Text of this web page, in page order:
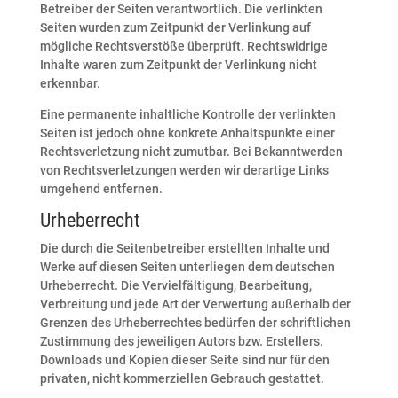
Betreiber der Seiten verantwortlich. Die verlinkten
Seiten wurden zum Zeitpunkt der Verlinkung auf
mögliche Rechtsverstöße überprüft. Rechtswidrige
Inhalte waren zum Zeitpunkt der Verlinkung nicht
erkennbar.
Eine permanente inhaltliche Kontrolle der verlinkten
Seiten ist jedoch ohne konkrete Anhaltspunkte einer
Rechtsverletzung nicht zumutbar. Bei Bekanntwerden
von Rechtsverletzungen werden wir derartige Links
umgehend entfernen.
Urheberrecht
Die durch die Seitenbetreiber erstellten Inhalte und
Werke auf diesen Seiten unterliegen dem deutschen
Urheberrecht. Die Vervielfältigung, Bearbeitung,
Verbreitung und jede Art der Verwertung außerhalb der
Grenzen des Urheberrechtes bedürfen der schriftlichen
Zustimmung des jeweiligen Autors bzw. Erstellers.
Downloads und Kopien dieser Seite sind nur für den
privaten, nicht kommerziellen Gebrauch gestattet.